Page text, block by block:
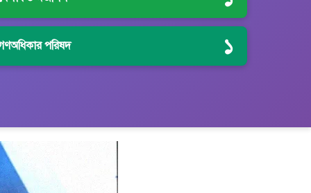
পরিষদ ১